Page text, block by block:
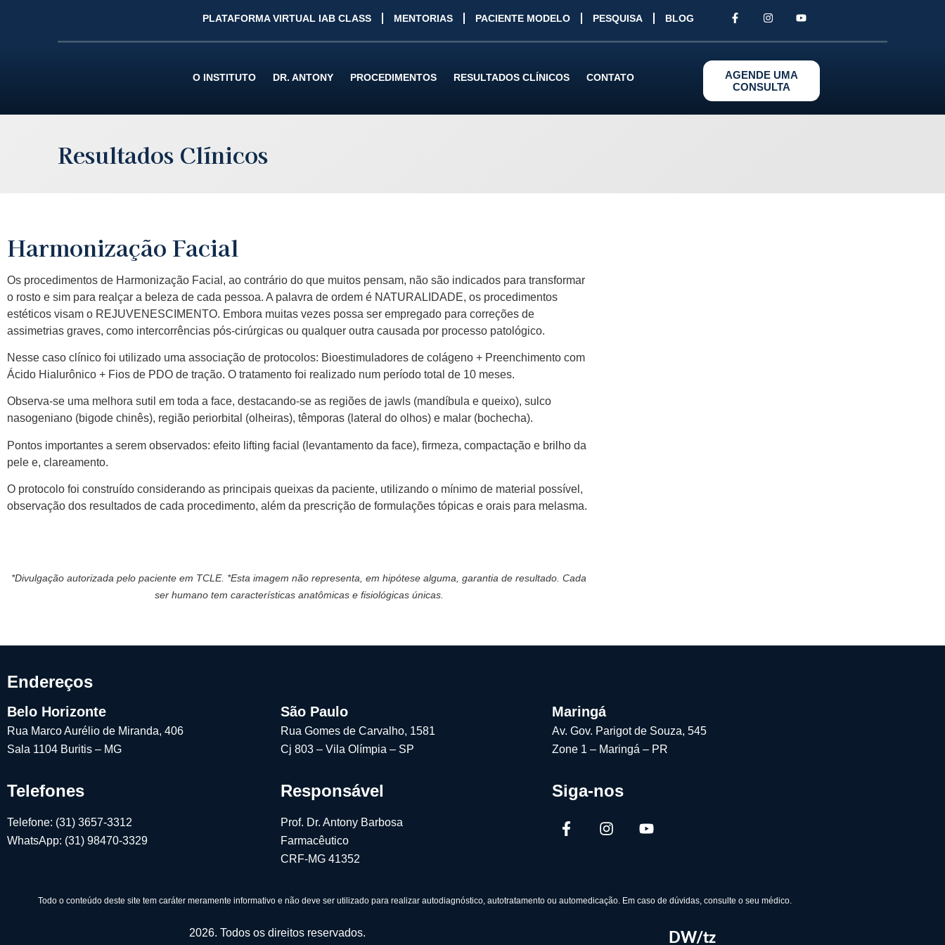
PLATAFORMA VIRTUAL IAB CLASS MENTORIAS PACIENTE MODELO PESQUISA BLOG
O INSTITUTO DR. ANTONY PROCEDIMENTOS RESULTADOS CLÍNICOS CONTATO
AGENDE UMA
CONSULTA
Resultados Clínicos
Harmonização Facial
Os procedimentos de Harmonização Facial, ao contrário do que muitos pensam, não são indicados para transformar
o rosto e sim para realçar a beleza de cada pessoa. A palavra de ordem é NATURALIDADE, os procedimentos
estéticos visam o REJUVENESCIMENTO. Embora muitas vezes possa ser empregado para correções de
assimetrias graves, como intercorrências pós-cirúrgicas ou qualquer outra causada por processo patológico.
Nesse caso clínico foi utilizado uma associação de protocolos: Bioestimuladores de colágeno + Preenchimento com
Ácido Hialurônico + Fios de PDO de tração. O tratamento foi realizado num período total de 10 meses.
Observa-se uma melhora sutil em toda a face, destacando-se as regiões de jawls (mandíbula e queixo), sulco
nasogeniano (bigode chinês), região periorbital (olheiras), têmporas (lateral do olhos) e malar (bochecha).
Pontos importantes a serem observados: efeito lifting facial (levantamento da face), firmeza, compactação e brilho da
pele e, clareamento.
O protocolo foi construído considerando as principais queixas da paciente, utilizando o mínimo de material possível,
observação dos resultados de cada procedimento, além da prescrição de formulações tópicas e orais para melasma.
*Divulgação autorizada pelo paciente em TCLE. *Esta imagem não representa, em hipótese alguma, garantia de resultado. Cada
ser humano tem características anatômicas e fisiológicas únicas.
Endereços
Belo Horizonte
Rua Marco Aurélio de Miranda, 406
Sala 1104 Buritis – MG
São Paulo
Rua Gomes de Carvalho, 1581
Cj 803 – Vila Olímpia – SP
Maringá
Av. Gov. Parigot de Souza, 545
Zone 1 – Maringá – PR
Telefones
Telefone: (31) 3657-3312
WhatsApp: (31) 98470-3329
Responsável
Prof. Dr. Antony Barbosa
Farmacêutico
CRF-MG 41352
Siga-nos
Todo o conteúdo deste site tem caráter meramente informativo e não deve ser utilizado para realizar autodiagnóstico, autotratamento ou automedicação. Em caso de dúvidas, consulte o seu médico.
2026. Todos os direitos reservados. DW/tz